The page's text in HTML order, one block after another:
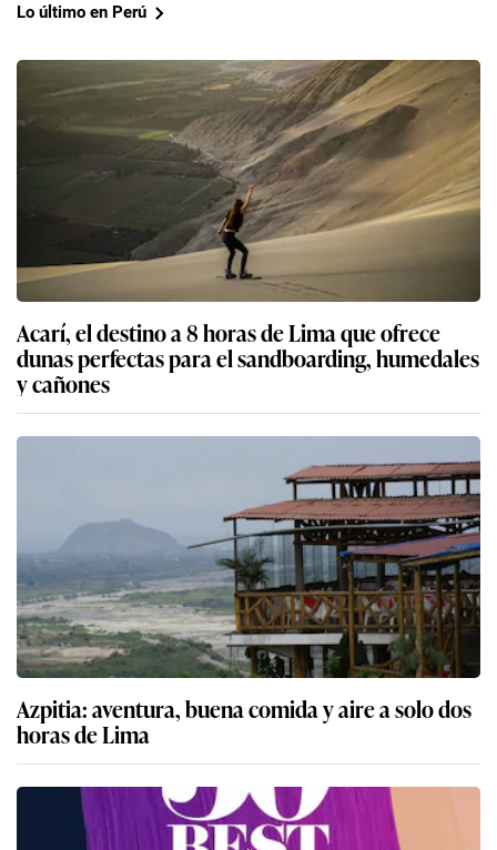
Lo último en Perú
Acarí, el destino a 8 horas de Lima que ofrece
dunas perfectas para el sandboarding, humedales
y cañones
Azpitia: aventura, buena comida y aire a solo dos
horas de Lima